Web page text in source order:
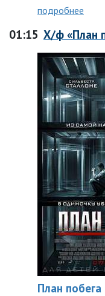
подробнее
01:15 Х/ф «План
План побега